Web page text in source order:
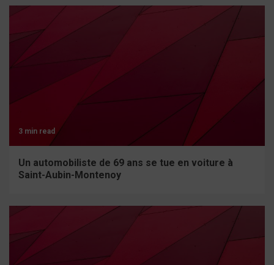
3 min read
Un automobiliste de 69 ans se tue en voiture à
Saint-Aubin-Montenoy